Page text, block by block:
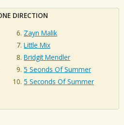
DIRECTION
Zayn Malik
Little Mix
Bridgit Mendler
5 Seonds Of Summer
5 Seconds Of Summer